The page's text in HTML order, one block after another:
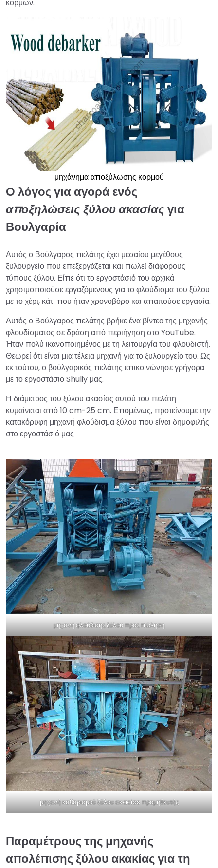
κορμών.
μηχάνημα αποξύλωσης κορμού
Ο λόγος για αγορά ενός
αποξηλώσεις ξύλου ακασίαςγια
Βουλγαρία
Αυτός ο Βούλγαρος πελάτης έχει μεσαίου μεγέθους
ξυλουργείο που επεξεργάζεται και πωλεί διάφορους
τύπους ξύλου. Είπε ότι το εργοστάσιό του αρχικά
χρησιμοποιούσε εργαζόμενους για το φλούδισμα του ξύλου
με το χέρι, κάτι που ήταν χρονοβόρο και απαιτούσε εργασία.
Αυτός ο Βούλγαρος πελάτης βρήκε ένα βίντεο της μηχανής
φλουδίσματος σε δράση από περιήγηση στο YouTube.
Ήταν πολύ ικανοποιημένος με τη λειτουργία του φλουδιστή.
Θεωρεί ότι είναι μια τέλεια μηχανή για το ξυλουργείο του. Ως
εκ τούτου, ο βούλγαρικός πελάτης επικοινώνησε γρήγορα
με το εργοστάσιο Shuliy μας.
Η διάμετρος του ξύλου ακασίας αυτού του πελάτη
κυμαίνεται από 10 cm-25 cm. Επομένως, προτείνουμε την
κατακόρυφη μηχανή φλούδισμα ξύλου που είναι δημοφιλής
στο εργοστάσιό μας
μηχανή φλούδισης ξύλου προς πώληση
μηχανή καθαρισμού ξύλου ακacias προμηθευτής
Παραμέτρους της μηχανής
απολέπισης ξύλου ακακίας για τη